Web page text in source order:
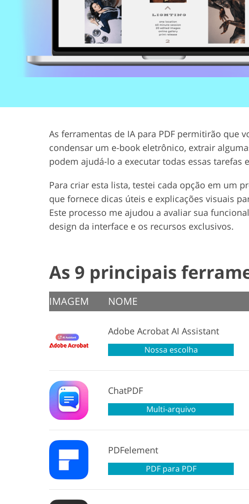
Serviços de retoque de
produtos
Serviços de retoque de
As ferramentas de IA para PDF permitirão que
condensar um e-book eletrônico, extrair
podem ajudá-lo a executar todas essas tarefas
Para criar esta lista, testei cada opção em um
que fornece dicas úteis e explicações visuais
Este processo me ajudou a avaliar sua
design da interface e os recursos exclusivos.
As 9 principais
IMAGEM NOME
Adobe Acrobat AI Assistant
Nossa escolha
ChatPDF
Multi-arquivo
PDFelement
PDF para PDF